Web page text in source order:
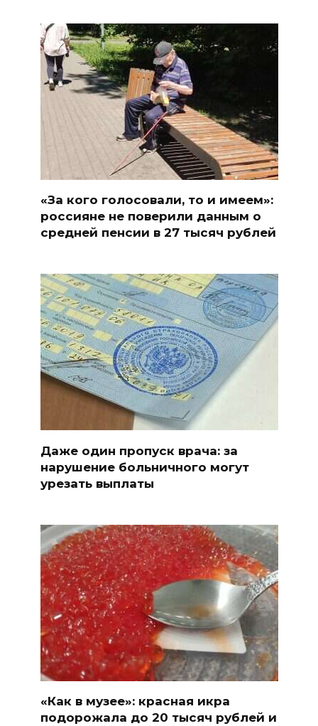
«За кого голосовали, то и имеем»:
россияне не поверили данным о
средней пенсии в 27 тысяч рублей
Даже один пропуск врача: за
нарушение больничного могут
урезать выплаты
«Как в музее»: красная икра
подорожала до 20 тысяч рублей и